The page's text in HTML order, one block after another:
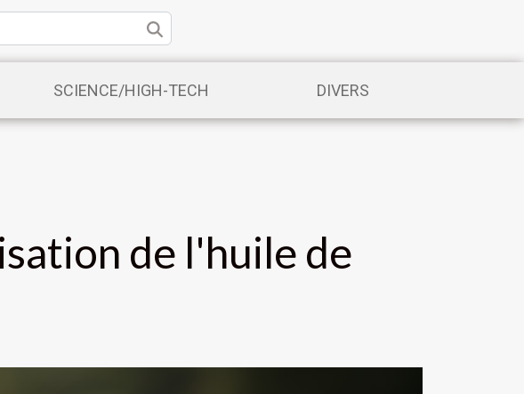
SCIENCE/HIGH-TECH DIVERS
de l'huile de